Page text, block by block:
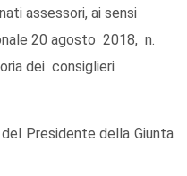
assessori, ai sensi
20 agosto 2018, n.
dei consiglieri
Presidente della Giunta